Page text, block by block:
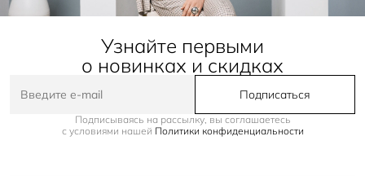
Узнайте первыми
о новинках и скидках
Подписаться
Подписываясь на рассылку, вы соглашаетесь
с условиями нашей Политики конфиденциальности